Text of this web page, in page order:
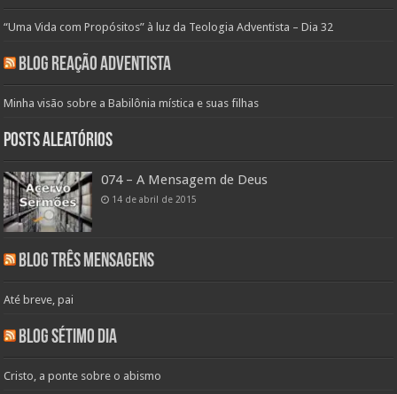
“Uma Vida com Propósitos” à luz da Teologia Adventista – Dia 32
Blog Reação Adventista
Minha visão sobre a Babilônia mística e suas filhas
Posts aleatórios
074 – A Mensagem de Deus
14 de abril de 2015
Blog Três Mensagens
Até breve, pai
Blog Sétimo Dia
Cristo, a ponte sobre o abismo